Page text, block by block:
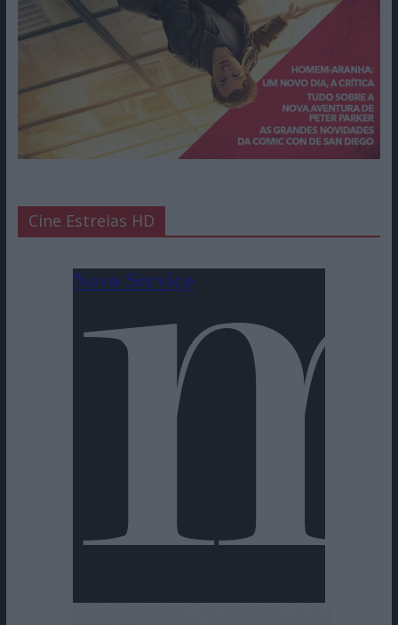
Cine Estreias HD